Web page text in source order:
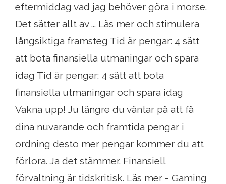
eftermiddag vad jag behöver göra i morse.
Det sätter allt av ... Läs mer och stimulera
långsiktiga framsteg Tid är pengar: 4 sätt
att bota finansiella utmaningar och spara
idag Tid är pengar: 4 sätt att bota
finansiella utmaningar och spara idag
Vakna upp! Ju längre du väntar på att få
dina nuvarande och framtida pengar i
ordning desto mer pengar kommer du att
förlora. Ja det stämmer. Finansiell
förvaltning är tidskritisk. Läs mer - Gaming